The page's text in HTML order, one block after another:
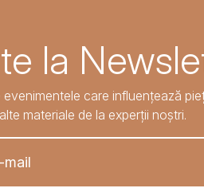
la
care influențează
materiale de la experții noștri.